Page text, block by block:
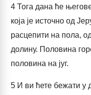
4 Тога дана ће
која је источно од
расцепити на пола,
долину. Половина
половина на југ.
5 И ви ћете бежати у